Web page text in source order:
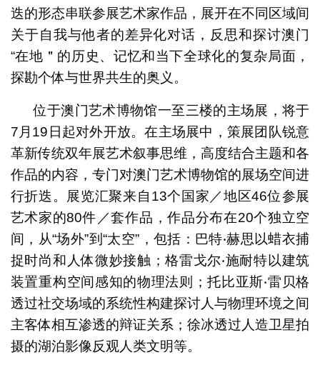
迭的形态串联参展艺术家作品，展开在不同区域间
关于自我与他者的差异化对话，反思和探讨澳门
“在地＂的历史、记忆和当下全球化的复杂局面，
探勘个体与世界共生的奥义。
位于澳门艺术博物馆一至三楼的主场展，将于
7月19日起对外开放。在主场展中，策展团队锐意
革新传统双年展艺术叙事思维，高度结合主题和各
作品的内容，专门对澳门艺术博物馆的展场空间进
行折迭。展览汇聚来自13个国家／地区46位参展
艺术家的80件／套作品，作品分布在20个独立空
间，从“场外”到“太空”，包括：巴特‧赫思以蜡衣捕
捉时尚和人体微妙接触；格雷戈尔‧施耐特以建筑
装置重构空间感知的物理法则；托比亚斯‧雷贝格
透过社交场域的系统性构建探讨人与物理环境之间
主客体相互渗透的辩证关系；徐冰透过人造卫星拍
摄的湖泊影像反观人类文明等。